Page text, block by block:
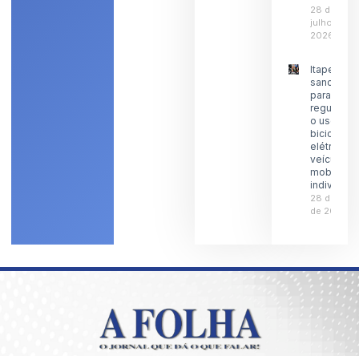
28 de
julho de
2026
Itaperuna
sanciona
para
o uso de
bicicletas
elétricas
veículos
individual
28 de
de 2026